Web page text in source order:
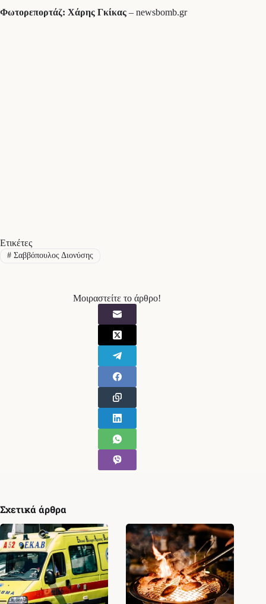
Φωτορεπορτάζ: Χάρης Γκίκας – newsbomb.gr
Ετικέτες
#Σαββόπουλος Διονύσης
Μοιραστείτε το άρθρο!
Σχετικά άρθρα